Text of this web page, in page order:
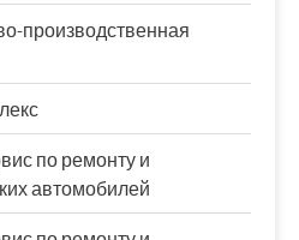
производственная
по ремонту и
автомобилей